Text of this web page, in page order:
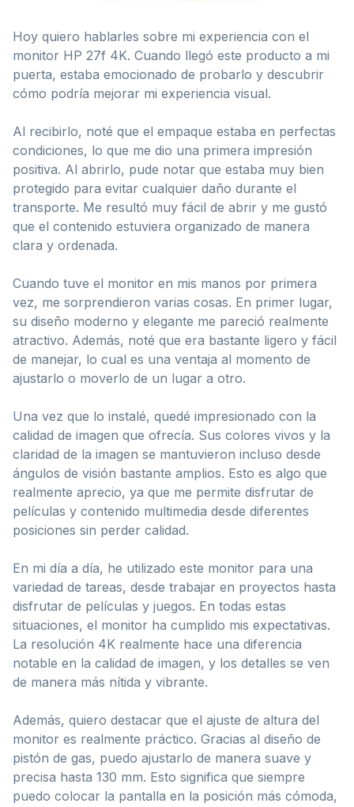
Hoy quiero hablarles sobre mi experiencia con el
monitor HP 27f 4K. Cuando llegó este producto a mi
puerta, estaba emocionado de probarlo y descubrir
cómo podría mejorar mi experiencia visual.
Al recibirlo, noté que el empaque estaba en perfectas
condiciones, lo que me dio una primera impresión
positiva. Al abrirlo, pude notar que estaba muy bien
protegido para evitar cualquier daño durante el
transporte. Me resultó muy fácil de abrir y me gustó
que el contenido estuviera organizado de manera
clara y ordenada.
Cuando tuve el monitor en mis manos por primera
vez, me sorprendieron varias cosas. En primer lugar,
su diseño moderno y elegante me pareció realmente
atractivo. Además, noté que era bastante ligero y fácil
de manejar, lo cual es una ventaja al momento de
ajustarlo o moverlo de un lugar a otro.
Una vez que lo instalé, quedé impresionado con la
calidad de imagen que ofrecía. Sus colores vivos y la
claridad de la imagen se mantuvieron incluso desde
ángulos de visión bastante amplios. Esto es algo que
realmente aprecio, ya que me permite disfrutar de
películas y contenido multimedia desde diferentes
posiciones sin perder calidad.
En mi día a día, he utilizado este monitor para una
variedad de tareas, desde trabajar en proyectos hasta
disfrutar de películas y juegos. En todas estas
situaciones, el monitor ha cumplido mis expectativas.
La resolución 4K realmente hace una diferencia
notable en la calidad de imagen, y los detalles se ven
de manera más nítida y vibrante.
Además, quiero destacar que el ajuste de altura del
monitor es realmente práctico. Gracias al diseño de
pistón de gas, puedo ajustarlo de manera suave y
precisa hasta 130 mm. Esto significa que siempre
puedo colocar la pantalla en la posición más cómoda,